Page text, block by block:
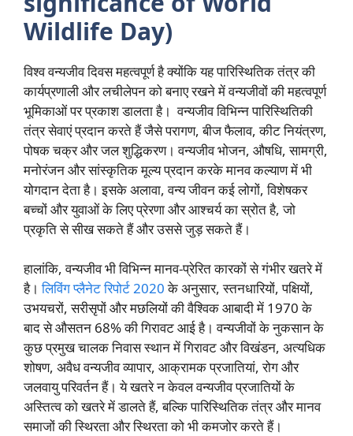
Wildlife Day)
विश्व वन्यजीव दिवस महत्वपूर्ण है क्योंकि यह पारिस्थितिक तंत्र की
कार्यप्रणाली और लचीलेपन को बनाए रखने में वन्यजीवों की महत्वपूर्ण
भूमिकाओं पर प्रकाश डालता है। वन्यजीव विभिन्न पारिस्थितिकी
तंत्र सेवाएं प्रदान करते हैं जैसे परागण, बीज फैलाव, कीट नियंत्रण,
पोषक चक्र और जल शुद्धिकरण। वन्यजीव भोजन, औषधि, सामग्री,
मनोरंजन और सांस्कृतिक मूल्य प्रदान करके मानव कल्याण में भी
योगदान देता है। इसके अलावा, वन्य जीवन कई लोगों, विशेषकर
बच्चों और युवाओं के लिए प्रेरणा और आश्चर्य का स्रोत है, जो
प्रकृति से सीख सकते हैं और उससे जुड़ सकते हैं।
हालांकि, वन्यजीव भी विभिन्न मानव-प्रेरित कारकों से गंभीर खतरे में
है।लिविंग प्लैनेट रिपोर्ट 2020के अनुसार, स्तनधारियों, पक्षियों,
उभयचरों, सरीसृपों और मछलियों की वैश्विक आबादी में 1970 के
बाद से औसतन 68% की गिरावट आई है। वन्यजीवों के नुकसान के
कुछ प्रमुख चालक निवास स्थान में गिरावट और विखंडन, अत्यधिक
शोषण, अवैध वन्यजीव व्यापार, आक्रामक प्रजातियां, रोग और
जलवायु परिवर्तन हैं। ये खतरे न केवल वन्यजीव प्रजातियों के
अस्तित्व को खतरे में डालते हैं, बल्कि पारिस्थितिक तंत्र और मानव
समाजों की स्थिरता और स्थिरता को भी कमजोर करते हैं।